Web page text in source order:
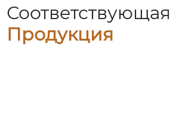
Соответствующая
Продукция